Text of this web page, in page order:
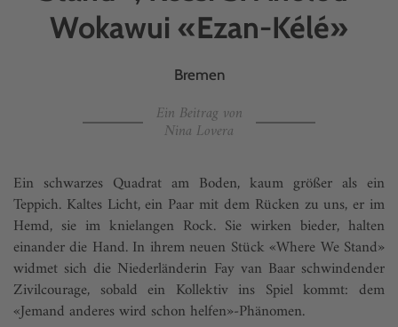
Wokawui «Ezan-Kélé»
Bremen
Ein Beitrag von
Nina Lovera
Ein schwarzes Quadrat am Boden, kaum größer als ein
Teppich. Kaltes Licht, ein Paar mit dem Rücken zu uns, er im
Hemd, sie im knielangen Rock. Sie wirken bieder, halten
einander die Hand. In ihrem neuen Stück «Where We Stand»
widmet sich die Niederländerin Fay van Baar schwindender
Zivilcourage, sobald ein Kollektiv ins Spiel kommt: dem
«Jemand anderes wird schon helfen»-Phänomen.